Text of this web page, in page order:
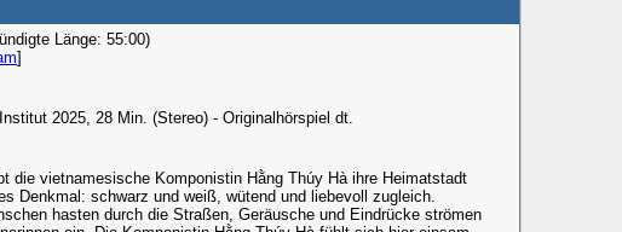
Länge: 55:00)
]
2025, 28 Min. (Stereo) - Originalhörspiel dt.
die vietnamesische Komponistin Hằng Thúy Hà ihre Heimatstadt
Denkmal: schwarz und weiß, wütend und liebevoll zugleich.
hasten durch die Straßen, Geräusche und Eindrücke strömen